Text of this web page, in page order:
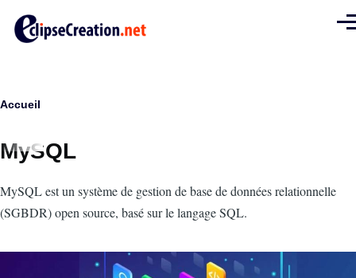
Fil
Accueil
MySQL
Intro
MySQL est un système de gestion de base de données relationnelle
(SGBDR) open source, basé sur le langage SQL.